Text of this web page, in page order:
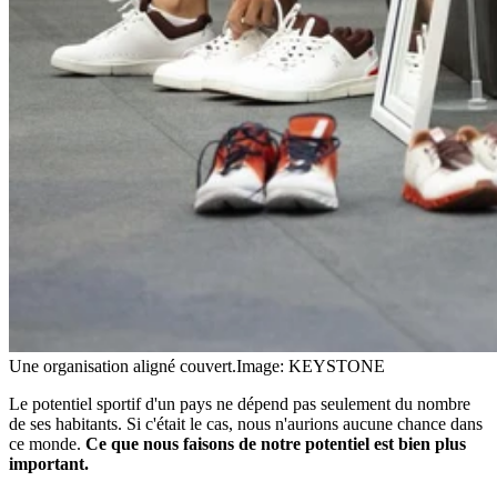
Une organisation aligné couvert.Image: KEYSTONE
Le potentiel sportif d'un pays ne dépend pas seulement du nombre
de ses habitants. Si c'était le cas, nous n'aurions aucune chance dans
ce monde. Ce que nous faisons de notre potentiel est bien plus
important.